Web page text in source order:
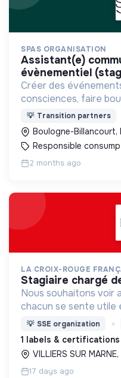
SPAS ORGANISATION
assistant(e) communication et
évènementiel
Créer des
consciences, faire
des acteurs engagés
💡 Transition partners
Boulogne-Billancourt,
Responsible
2 months ago
LA CROIX-ROUGE
stagiaire chargé
Nous souhaitons voir
chacun se sente utile
nous proposons des
d’engagement
💡 SSE organization
1 labels & certifications
VILLIERS SUR
17 days ago